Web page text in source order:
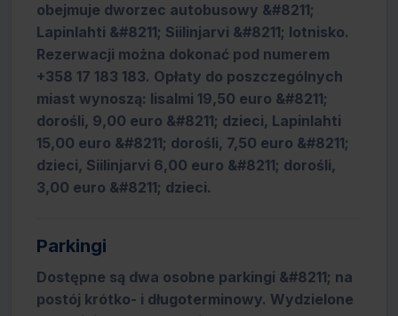
obejmuje dworzec autobusowy &#8211;
Lapinlahti &#8211; Siilinjarvi &#8211; lotnisko.
Rezerwacji można dokonać pod numerem
+358 17 183 183. Opłaty do poszczególnych
miast wynoszą: Iisalmi 19,50 euro &#8211;
dorośli, 9,00 euro &#8211; dzieci, Lapinlahti
15,00 euro &#8211; dorośli, 7,50 euro &#8211;
dzieci, Siilinjarvi 6,00 euro &#8211; dorośli,
3,00 euro &#8211; dzieci.
Parkingi
Dostępne są dwa osobne parkingi &#8211; na
postój krótko- i długoterminowy. Wydzielone